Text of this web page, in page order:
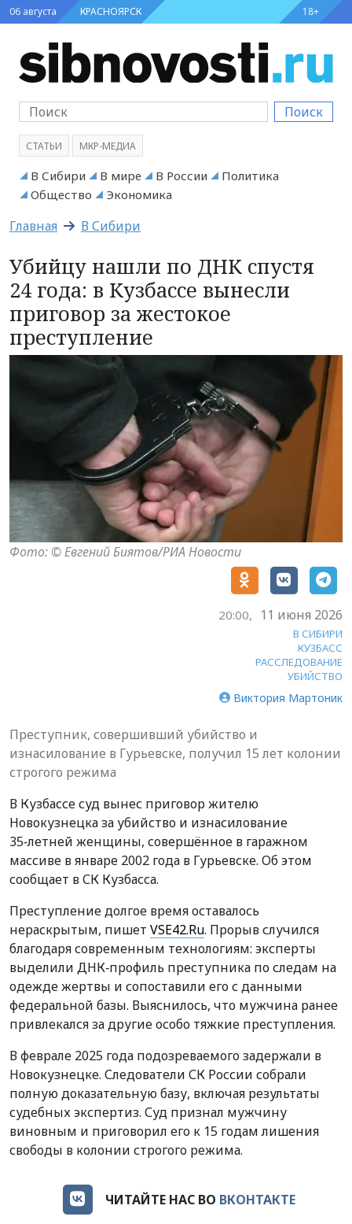
06 августа КРАСНОЯРСК 18+
Поиск
СТАТЬИ МКР-МЕДИА
В Сибири В мире В России
Политика
Общество
Экономика
Главная В Сибири
Убийцу нашли по ДНК спустя
24 года: в Кузбассе вынесли
приговор за жестокое
преступление
Фото: © Евгений Биятов/РИА Новости
20:00, 11 июня 2026
В СИБИРИ
КУЗБАСС
РАССЛЕДОВАНИЕ
УБИЙСТВО
Виктория Мартоник
Преступник, совершивший убийство и
изнасилование в Гурьевске, получил 15 лет колонии
строгого режима
В Кузбассе суд вынес приговор жителю
Новокузнецка за убийство и изнасилование
35‑летней женщины, совершённое в гаражном
массиве в январе 2002 года в Гурьевске. Об этом
сообщает в СК Кузбасса.
Преступление долгое время оставалось
нераскрытым, пишет VSE42.Ru. Прорыв случился
благодаря современным технологиям: эксперты
выделили ДНК‑профиль преступника по следам на
одежде жертвы и сопоставили его с данными
федеральной базы. Выяснилось, что мужчина ранее
привлекался за другие особо тяжкие преступления.
В феврале 2025 года подозреваемого задержали в
Новокузнецке. Следователи СК России собрали
полную доказательную базу, включая результаты
судебных экспертиз. Суд признал мужчину
виновным и приговорил его к 15 годам лишения
свободы в колонии строгого режима.
ЧИТАЙТЕ НАС ВО ВКОНТАКТЕ